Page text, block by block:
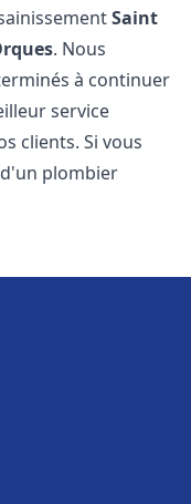
Saint
. Nous
à continuer
service
clients. Si vous
plombier